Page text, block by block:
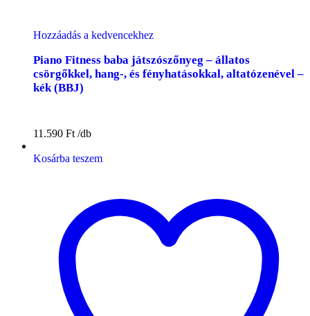
Hozzáadás a kedvencekhez
Piano Fitness baba játszószőnyeg – állatos
csörgőkkel, hang-, és fényhatásokkal, altatózenével –
kék (BBJ)
11.590 Ft
Kosárba teszem